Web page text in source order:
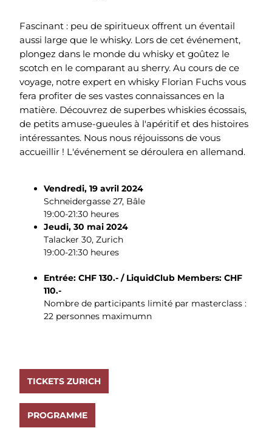
Fascinant : peu de spiritueux offrent un éventail
aussi large que le whisky. Lors de cet événement,
plongez dans le monde du whisky et goûtez le
scotch en le comparant au sherry. Au cours de ce
voyage, notre expert en whisky Florian Fuchs vous
fera profiter de ses vastes connaissances en la
matière. Découvrez de superbes whiskies écossais,
de petits amuse-gueules à l'apéritif et des histoires
intéressantes. Nous nous réjouissons de vous
accueillir ! L'événement se déroulera en allemand.
Vendredi, 19 avril 2024
Schneidergasse 27, Bâle
19:00-21:30 heures
Jeudi, 30 mai 2024
Talacker 30, Zurich
19:00-21:30 heures
Entrée: CHF 130.- / LiquidClub Members: CHF
110.-
Nombre de participants limité par masterclass :
22 personnes maximumn
TICKETS ZURICH
PROGRAMME